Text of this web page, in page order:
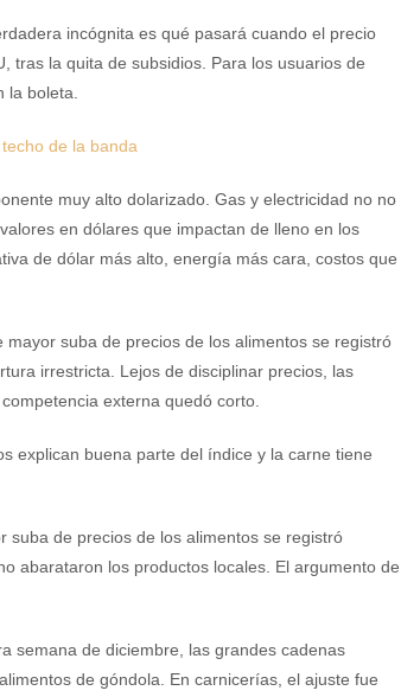
incógnita es qué pasará cuando el precio
tras la quita de subsidios. Para los usuarios de
boleta.
de la banda
muy alto dolarizado. Gas y electricidad no no
en dólares que impactan de lleno en los
de dólar más alto, energía más cara, costos que
suba de precios de los alimentos se registró
irrestricta. Lejos de disciplinar precios, las
externa quedó corto.
explican buena parte del índice y la carne tiene
suba de precios de los alimentos se registró
abarataron los productos locales. El argumento de
semana de diciembre, las grandes cadenas
de góndola. En carnicerías, el ajuste fue